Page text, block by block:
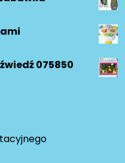
075850